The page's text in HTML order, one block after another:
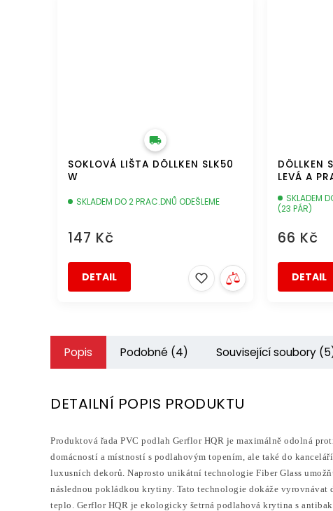
SOKLOVÁ LIŠTA DÖLLKEN SLK50
W
SKLADEM DO 2 PRAC.DNŮ ODEŠLEME
147 Kč
DETAIL
DÖLLKEN
LEVÁ A
SKLADEM
(23 PÁR)
66 Kč
DETAIL
Popis Podobné (4) Související soubory
DETAILNÍ POPIS PRODUKTU
Produktová řada PVC podlah Gerflor HQR je maximálně odolná
domácností a místností s podlahovým topením, ale také do
luxusních dekorů. Naprosto unikátní technologie Fiber Glass
následnou pokládkou krytiny. Tato technologie dokáže
teplo. Gerflor HQR je ekologicky šetrná podlahová krytina s